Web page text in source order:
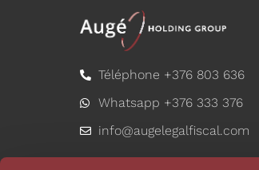
Téléphone +376 803 636
Whatsapp +376 333 376
info@augelegalfiscal.com